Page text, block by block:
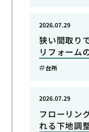
狭い間取り
リフォーム
2026.07.29
台所
フローリン
れる下地調
2026.07.29